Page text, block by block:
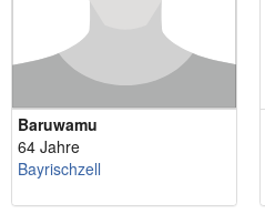
Baruwamu
64 Jahre
Bayrischzell